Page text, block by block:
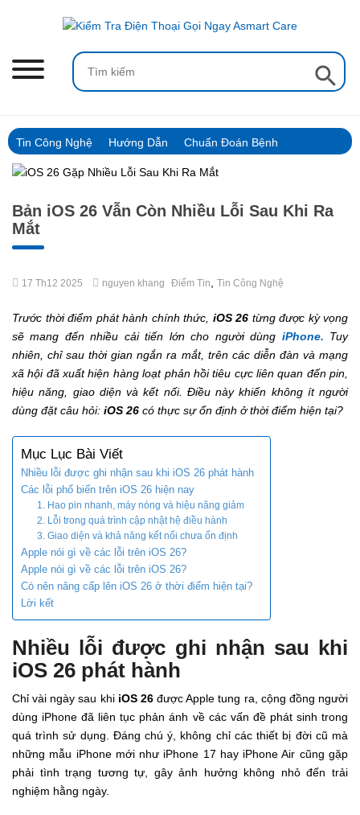
Search
for:
Search Button
Tin Công Nghệ Hướng Dẫn Chuẩn Đoán Bệnh
Bản iOS 26 Vẫn Còn Nhiều Lỗi Sau Khi Ra
Mắt
17 Th12 2025 nguyen khang Điểm Tin Tin Công Nghệ
Trước thời điểm phát hành chính thức, iOS 26 từng được kỳ vọng
sẽ mang đến nhiều cải tiến lớn cho người dùng iPhone. Tuy
nhiên, chỉ sau thời gian ngắn ra mắt, trên các diễn đàn và mạng
xã hội đã xuất hiện hàng loạt phản hồi tiêu cực liên quan đến pin,
hiệu năng, giao diện và kết nối. Điều này khiến không ít người
dùng đặt câu hỏi: iOS 26 có thực sự ổn định ở thời điểm hiện tại?
Mục Lục Bài Viết
Nhiều lỗi được ghi nhận sau khi iOS 26 phát hành
Các lỗi phổ biến trên iOS 26 hiện nay
1. Hao pin nhanh, máy nóng và hiệu năng giảm
2. Lỗi trong quá trình cập nhật hệ điều hành
3. Giao diện và khả năng kết nối chưa ổn định
Apple nói gì về các lỗi trên iOS 26?
Apple nói gì về các lỗi trên iOS 26?
Có nên nâng cấp lên iOS 26 ở thời điểm hiện tại?
Lời kết
Nhiều lỗi được ghi nhận sau khi
iOS 26 phát hành
Chỉ vài ngày sau khi iOS 26được Apple tung ra, cộng đồng người
dùng iPhone đã liên tục phản ánh về các vấn đề phát sinh trong
quá trình sử dụng. Đáng chú ý, không chỉ các thiết bị đời cũ mà
những mẫu iPhone mới như iPhone 17 hay iPhone Air cũng gặp
phải tình trạng tương tự, gây ảnh hưởng không nhỏ đến trải
nghiệm hằng ngày.